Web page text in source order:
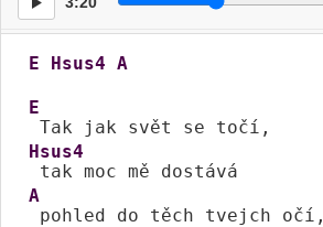
E Hsus4 A
E
Hsus4
A
pohled do těch tvejch očí,